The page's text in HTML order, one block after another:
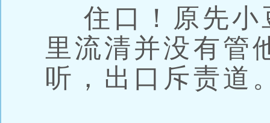
住口！原先小
里流清并没有管
听，出口斥责道